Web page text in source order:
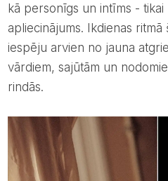
kā personīgs un intīms - tikai
apliecinājums. Ikdienas ritmā
iespēju arvien no jauna
vārdiem, sajūtām un
rindās.